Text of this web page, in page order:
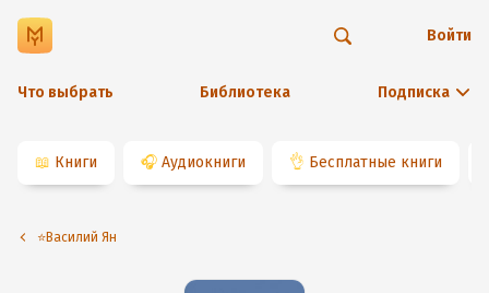
Что выбрать Библиотека Подписка
Войти
📖 Книги 🎧 Аудиокниги 👌 Бесплатные книги
⭐️Василий Ян